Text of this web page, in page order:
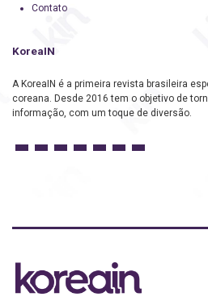
Contato
KoreaIN
A KoreaIN é a primeira revista brasileira
coreana. Desde 2016 tem o objetivo de
informação, com um toque de diversão.